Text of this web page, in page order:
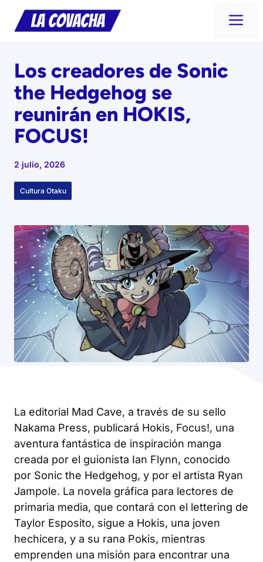
Saltar
Los creadores de Sonic
the Hedgehog se
reunirán en HOKIS,
FOCUS!
2 julio, 2026
Cultura Otaku
La editorial Mad Cave, a través de su sello
Nakama Press, publicará Hokis, Focus!, una
aventura fantástica de inspiración manga
creada por el guionista Ian Flynn, conocido
por Sonic the Hedgehog, y por el artista Ryan
Jampole. La novela gráfica para lectores de
primaria media, que contará con el lettering de
Taylor Esposito, sigue a Hokis, una joven
hechicera, y a su rana Pokis, mientras
emprenden una misión para encontrar una